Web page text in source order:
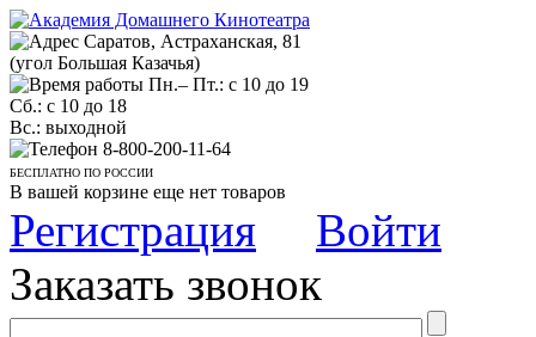
Саратов, Астраханская, 81
(угол Большая Казачья)
Пн.– Пт.: с 10 до 19
Сб.: с 10 до 18
Вс.: выходной
8-800-200-11-64
БЕСПЛАТНО ПО РОССИИ
В вашей корзине еще нет товаров
Регистрация
Войти
Заказать звонок